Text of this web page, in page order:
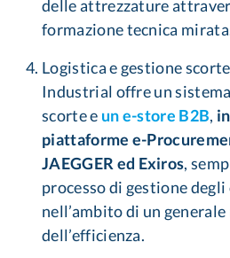
delle attrezzature
formazione tecnica
Logistica e gestione
Industrial offre un
scorte e un e-store B2B,
piattaforme e-
JAEGGER ed Exiros,
processo di gestione
nell’ambito di un
dell’efficienza.